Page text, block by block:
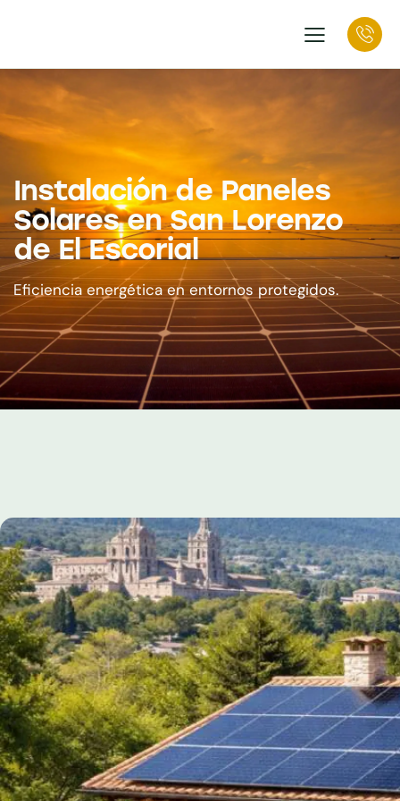
Instalación de Paneles
Solares en San Lorenzo
de El Escorial
Eficiencia energética en entornos protegidos.